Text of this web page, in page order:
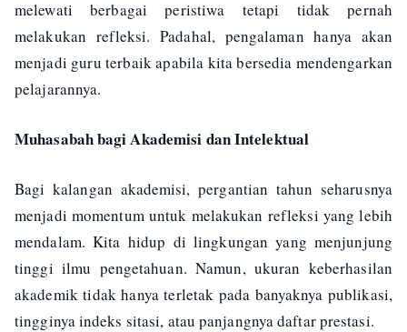
melewati berbagai peristiwa tetapi tidak pernah
melakukan refleksi. Padahal, pengalaman hanya akan
menjadi guru terbaik apabila kita bersedia mendengarkan
pelajarannya.
Muhasabah bagi Akademisi dan Intelektual
Bagi kalangan akademisi, pergantian tahun seharusnya
menjadi momentum untuk melakukan refleksi yang lebih
mendalam. Kita hidup di lingkungan yang menjunjung
tinggi ilmu pengetahuan. Namun, ukuran keberhasilan
akademik tidak hanya terletak pada banyaknya publikasi,
tingginya indeks sitasi, atau panjangnya daftar prestasi.